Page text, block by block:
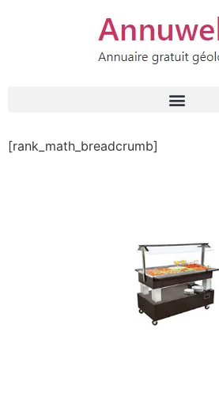
[rank_math_breadcrumb]